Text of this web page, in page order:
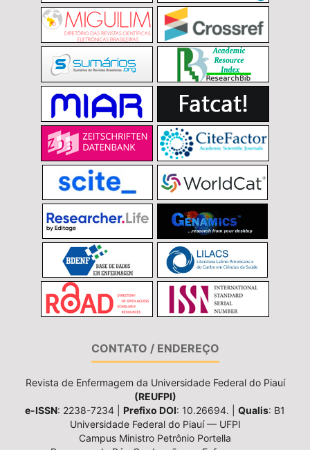
CONTATO / ENDEREÇO
Revista de Enfermagem da Universidade Federal do Piauí
(REUFPI)
e-ISSN: 2238-7234 | Prefixo DOI: 10.26694. | Qualis: B1
Universidade Federal do Piauí — UFPI
Campus Ministro Petrônio Portella